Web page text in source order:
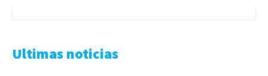
Ultimas noticias